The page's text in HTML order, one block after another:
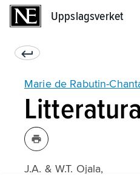
Uppslagsverket
Marie de Rabutin-
J.A. & W.T. Ojala,